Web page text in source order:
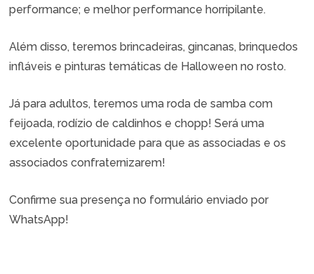
performance; e melhor performance horripilante.
Além disso, teremos brincadeiras, gincanas, brinquedos
infláveis e pinturas temáticas de Halloween no rosto.
Já para adultos, teremos uma roda de samba com
feijoada, rodízio de caldinhos e chopp! Será uma
excelente oportunidade para que as associadas e os
associados confraternizarem!
Confirme sua presença no formulário enviado por
WhatsApp!